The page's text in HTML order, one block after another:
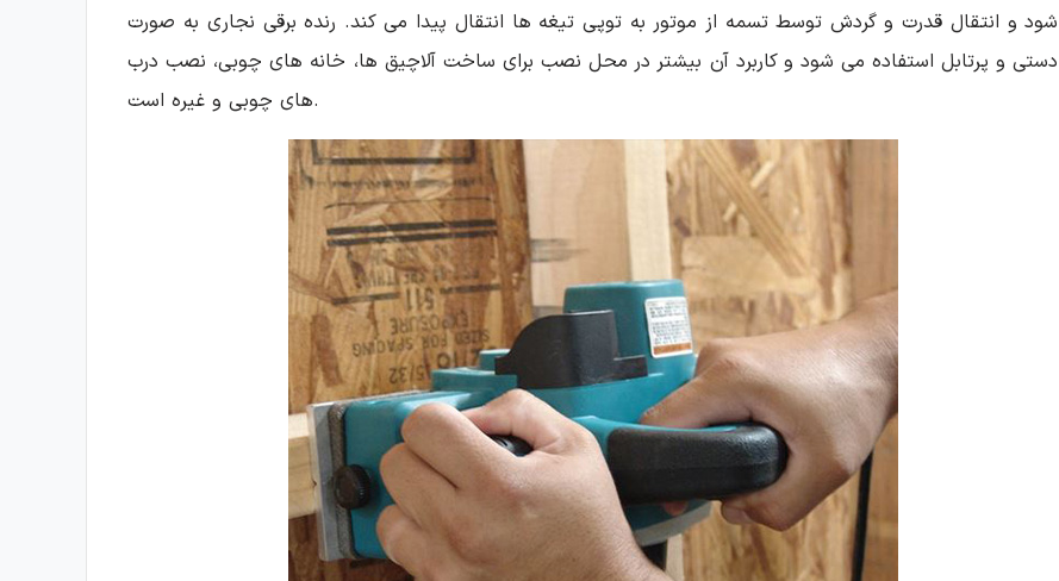
شود و انتقال قدرت و گردش توسط تسمه از موتور به توپی تیغه ها انتقال پیدا می کند. رنده برقی نجاری به صورت
دستی و پرتابل استفاده می شود و کاربرد آن بیشتر در محل نصب برای ساخت آلاچیق ها، خانه های چوبی، نصب درب
های چوبی و غیره است.